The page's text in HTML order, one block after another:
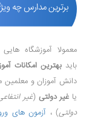
برترین مدارس چه
معمولا آموزشگاه
باید بهترین امکانات
دانش آموزان و معلمین
یا غیر دولتی (غیر
دولتی) ، آزمون های